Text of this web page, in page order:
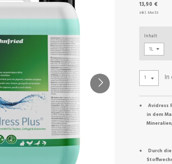
13,90 €
inkl. MwSt
Inhalt
In
Avidress
in dem
Durch